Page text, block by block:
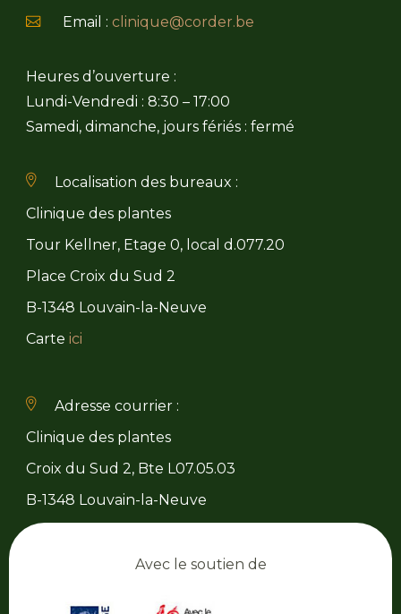
Email : clinique@corder.be
Heures d’ouverture :
Lundi-Vendredi : 8:30 – 17:00
Samedi, dimanche, jours fériés : fermé
Localisation des bureaux :
Clinique des plantes
Tour Kellner, Etage 0, local d.077.20
Place Croix du Sud 2
B-1348 Louvain-la-Neuve
Carte ici
Adresse courrier :
Clinique des plantes
Croix du Sud 2, Bte L07.05.03
B-1348 Louvain-la-Neuve
Avec le soutien de